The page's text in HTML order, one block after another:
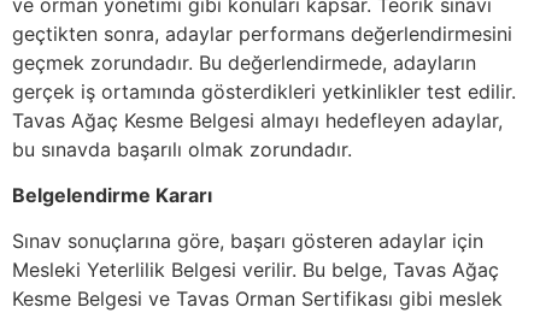
geçtikten sonra, adaylar performans değerlendirmesini
geçmek zorundadır. Bu değerlendirmede, adayların
gerçek iş ortamında gösterdikleri yetkinlikler test edilir.
Tavas Ağaç Kesme Belgesi almayı hedefleyen adaylar,
bu sınavda başarılı olmak zorundadır.
Belgelendirme Kararı
Sınav sonuçlarına göre, başarı gösteren adaylar için
Mesleki Yeterlilik Belgesi verilir. Bu belge, Tavas Ağaç
Kesme Belgesi ve Tavas Orman Sertifikası gibi meslek